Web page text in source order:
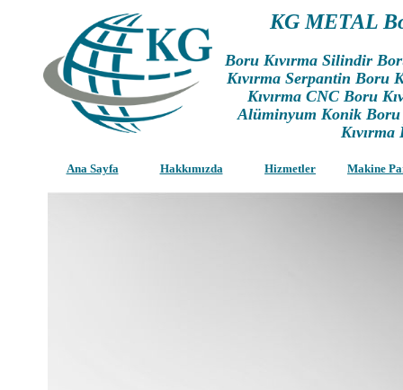
KG METAL
Boru Kıvırma Silindir
Kıvırma Serpantin Boru
Kıvırma CNC Boru
Alüminyum Konik Boru
Ana Sayfa Hakkımızda Hizmetler Makine